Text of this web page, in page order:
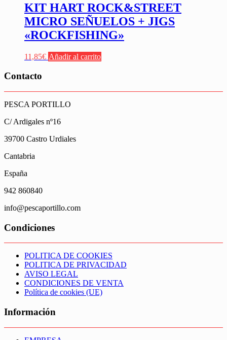
KIT HART ROCK&STREET
MICRO SEÑUELOS + JIGS
«ROCKFISHING»
11,85€ Añadir al carrito
Contacto
PESCA PORTILLO
C/ Ardigales nº16
39700 Castro Urdiales
Cantabria
España
942 860840
info@pescaportillo.com
Condiciones
POLITICA DE COOKIES
POLITICA DE PRIVACIDAD
AVISO LEGAL
CONDICIONES DE VENTA
Política de cookies (UE)
Información